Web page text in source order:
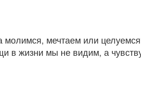
молимся, мечтаем или
в жизни мы не видим, а